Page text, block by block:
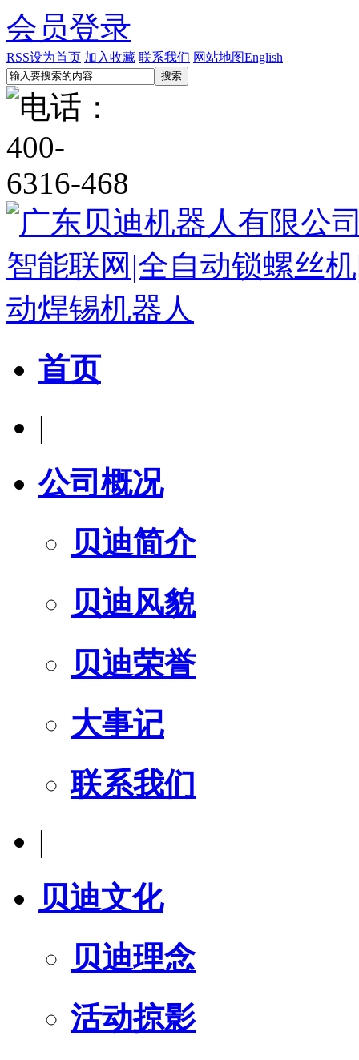
会员登录
RSS设为首页 加入收藏 联系我们 网站地图English
首页
|
公司概况
贝迪简介
贝迪风貌
贝迪荣誉
大事记
联系我们
|
贝迪文化
贝迪理念
活动掠影